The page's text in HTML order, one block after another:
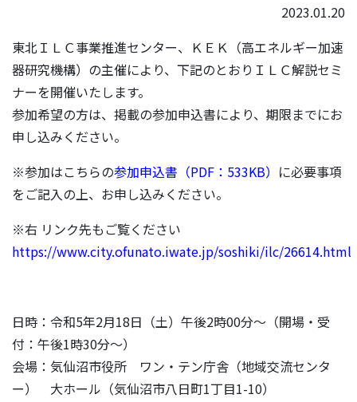
2023.01.20
東北ＩＬＣ事業推進センター、ＫＥＫ（高エネルギー加速
器研究機構）の主催により、下記のとおりＩＬＣ解説セミ
ナーを開催いたします。
参加希望の方は、掲載の参加申込書により、期限までにお
申し込みください。
※参加はこちらの参加申込書（PDF：533KB） に必要事項
をご記入の上、お申し込みください。
※右 リンク先もご覧ください
https://www.city.ofunato.iwate.jp/soshiki/ilc/26614.html
日時：令和5年2月18日（土）午後2時00分～（開場・受
付：午後1時30分～）
会場：気仙沼市役所 ワン・テン庁舎（地域交流センタ
ー） 大ホール（気仙沼市八日町1丁目1-10）